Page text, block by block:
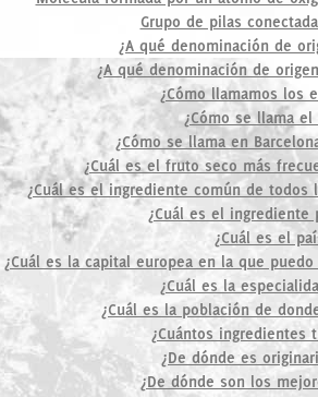
Grupo de pilas
¿A qué denominación de
¿A qué denominación de
¿Cómo llamamos los
¿Cómo se llama
¿Cómo se llama en
¿Cuál es el fruto seco más
¿Cuál es el ingrediente común de
¿Cuál es el ingrediente
¿Cuál es el
¿Cuál es la capital europea en la que
¿Cuál es la
¿Cuál es la población de
¿Cuántos ingredientes
¿De dónde es
¿De dónde son los